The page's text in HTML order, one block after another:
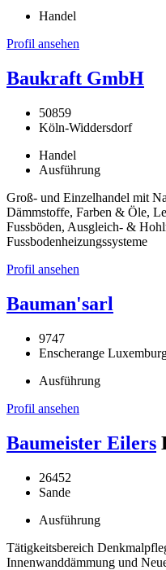
Handel
Profil ansehen
Baukraft GmbH
50859
Köln-Widdersdorf
Handel
Ausführung
Groß- und Einzelhandel mit
Dämmstoffe, Farben & Öle,
Fussböden, Ausgleich- &
Fussbodenheizungssysteme
Profil ansehen
Bauman'sarl
9747
Enscherange
Ausführung
Profil ansehen
Baumeister Eilers
26452
Sande
Ausführung
Tätigkeitsbereich
Innenwanddämmung und